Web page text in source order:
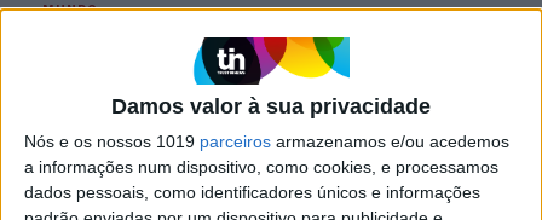
Damos valor à sua privacidade
Nós e os nossos 1019 parceiros armazenamos e/ou acedemos
a informações num dispositivo, como cookies, e processamos
dados pessoais, como identificadores únicos e informações
MUNDO
Líder da oposição da Malásia volta
atrás em plano de abandonar
partido
O líder da oposição da Malásia, Muhyiddin
Yassin, disse que se irá recandidatar à
presidência do partido Bersatu nas próximas
eleições internas, um dia depois de anunciar que